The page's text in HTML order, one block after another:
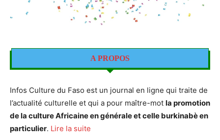
A PROPOS
Infos Culture du Faso est un journal en ligne qui traite de
l’actualité culturelle et qui a pour maître-mot la promotion
de la culture Africaine en générale et celle burkinabè en
particulier. Lire la suite